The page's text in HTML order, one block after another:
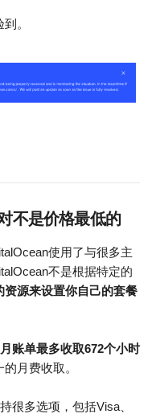
。
不是价格最低的
使用了与很多主
不是根据特定的
资源来设置你自己的套餐
账单最多收取672个小时
月费收取。
很多选项，包括Visa、